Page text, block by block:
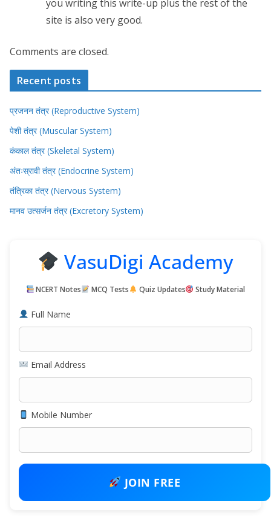
you writing this write-up plus the rest of the
site is also very good.
Comments are closed.
Recent posts
प्रजनन तंत्र (Reproductive System)
पेशी तंत्र (Muscular System)
कंकाल तंत्र (Skeletal System)
अंतःस्रावी तंत्र (Endocrine System)
तंत्रिका तंत्र (Nervous System)
मानव उत्सर्जन तंत्र (Excretory System)
VasuDigi Academy
NCERT Notes MCQ Tests Quiz Updates Study Material
Full Name
Email Address
Mobile Number
JOIN FREE